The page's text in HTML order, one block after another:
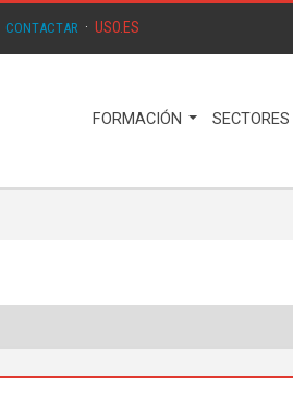
CONTACTAR · USO.ES
FORMACIÓN SECTORES